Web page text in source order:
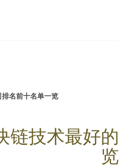
名前十名单一览
链技术最好
览